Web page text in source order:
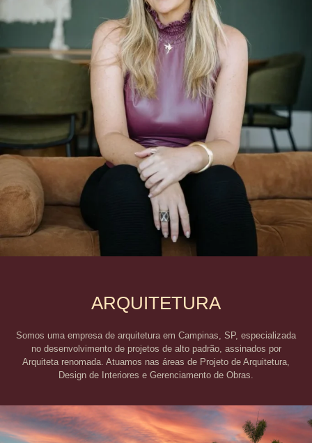
ARQUITETURA
Somos uma empresa de arquitetura em Campinas, SP, especializada
no desenvolvimento de projetos de alto padrão, assinados por
Arquiteta renomada. Atuamos nas áreas de Projeto de Arquitetura,
Design de Interiores e Gerenciamento de Obras.